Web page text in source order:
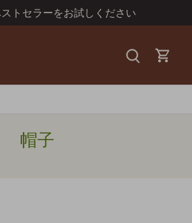
トセラーをお試しください
帽子